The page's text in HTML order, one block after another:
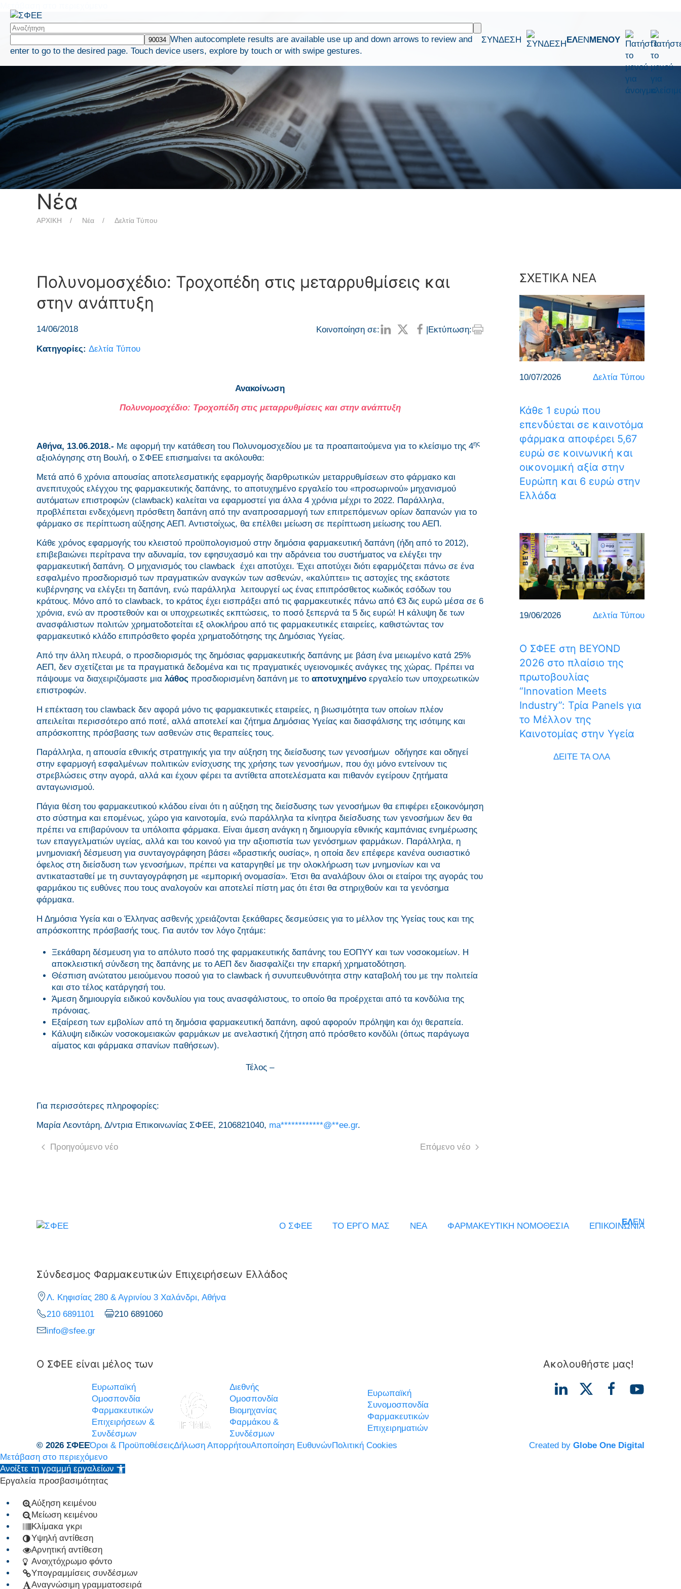
When autocomplete results are available use up and down arrows to review and
enter to go to the desired page. Touch device users, explore by touch or with swipe gestures.
ΣΥΝΔΕΣΗ ΕΛEN ΜΕΝΟΥ
Νέα
ΑΡΧΙΚΗ Νέα Δελτία Τύπου
Πολυνομοσχέδιο: Τροχοπέδη στις μεταρρυθμίσεις και
στην ανάπτυξη
14/06/2018 Κοινοποίηση σε: |Εκτύπωση:
Κατηγορίες: Δελτία Τύπου
Ανακοίνωση
Πολυνομοσχέδιο: Τροχοπέδη στις μεταρρυθμίσεις και στην ανάπτυξη
Αθήνα, 13.06.2018.- Με αφορμή την κατάθεση του Πολυνομοσχεδίου με τα προαπαιτούμενα για το κλείσιμο της 4ης
αξιολόγησης στη Βουλή, ο ΣΦΕΕ επισημαίνει τα ακόλουθα:
Μετά από 6 χρόνια απουσίας αποτελεσματικής εφαρμογής διαρθρωτικών μεταρρυθμίσεων στο φάρμακο και
ανεπιτυχούς ελέγχου της φαρμακευτικής δαπάνης, το αποτυχημένο εργαλείο του «προσωρινού» μηχανισμού
αυτόματων επιστροφών (clawback) καλείται να εφαρμοστεί για άλλα 4 χρόνια μέχρι το 2022. Παράλληλα,
προβλέπεται ενδεχόμενη πρόσθετη δαπάνη από την αναπροσαρμογή των επιτρεπόμενων ορίων δαπανών για το
φάρμακο σε περίπτωση αύξησης ΑΕΠ. Αντιστοίχως, θα επέλθει μείωση σε περίπτωση μείωσης του ΑΕΠ.
Κάθε χρόνος εφαρμογής του κλειστού προϋπολογισμού στην δημόσια φαρμακευτική δαπάνη (ήδη από το 2012),
επιβεβαιώνει περίτρανα την αδυναμία, τον εφησυχασμό και την αδράνεια του συστήματος να ελέγξει την
φαρμακευτική δαπάνη. Ο μηχανισμός του clawback έχει αποτύχει. Έχει αποτύχει διότι εφαρμόζεται πάνω σε ένα
εσφαλμένο προσδιορισμό των πραγματικών αναγκών των ασθενών, «καλύπτει» τις αστοχίες της εκάστοτε
κυβέρνησης να ελέγξει τη δαπάνη, ενώ παράλληλα λειτουργεί ως ένας επιπρόσθετος κωδικός εσόδων του
κράτους. Μόνο από το clawback, το κράτος έχει εισπράξει από τις φαρμακευτικές πάνω από €3 δις ευρώ μέσα σε 6
χρόνια, ενώ αν προστεθούν και οι υποχρεωτικές εκπτώσεις, το ποσό ξεπερνά τα 5 δις ευρώ! Η κάλυψη δε των
ανασφάλιστων πολιτών χρηματοδοτείται εξ ολοκλήρου από τις φαρμακευτικές εταιρείες, καθιστώντας τον
φαρμακευτικό κλάδο επιπρόσθετο φορέα χρηματοδότησης της Δημόσιας Υγείας.
Από την άλλη πλευρά, ο προσδιορισμός της δημόσιας φαρμακευτικής δαπάνης με βάση ένα μειωμένο κατά 25%
ΑΕΠ, δεν σχετίζεται με τα πραγματικά δεδομένα και τις πραγματικές υγειονομικές ανάγκες της χώρας. Πρέπει να
πάψουμε να διαχειριζόμαστε μια λάθος προσδιορισμένη δαπάνη με το αποτυχημένο εργαλείο των υποχρεωτικών
επιστροφών.
Η επέκταση του clawback δεν αφορά μόνο τις φαρμακευτικές εταιρείες, η βιωσιμότητα των οποίων πλέον
απειλείται περισσότερο από ποτέ, αλλά αποτελεί και ζήτημα Δημόσιας Υγείας και διασφάλισης της ισότιμης και
απρόσκοπτης πρόσβασης των ασθενών στις θεραπείες τους.
Παράλληλα, η απουσία εθνικής στρατηγικής για την αύξηση της διείσδυσης των γενοσήμων οδήγησε και οδηγεί
στην εφαρμογή εσφαλμένων πολιτικών ενίσχυσης της χρήσης των γενοσήμων, που όχι μόνο εντείνουν τις
στρεβλώσεις στην αγορά, αλλά και έχουν φέρει τα αντίθετα αποτελέσματα και πιθανόν εγείρουν ζητήματα
ανταγωνισμού.
Πάγια θέση του φαρμακευτικού κλάδου είναι ότι η αύξηση της διείσδυσης των γενοσήμων θα επιφέρει εξοικονόμηση
στο σύστημα και επομένως, χώρο για καινοτομία, ενώ παράλληλα τα κίνητρα διείσδυσης των γενοσήμων δεν θα
πρέπει να επιβαρύνουν τα υπόλοιπα φάρμακα. Είναι άμεση ανάγκη η δημιουργία εθνικής καμπάνιας ενημέρωσης
των επαγγελματιών υγείας, αλλά και του κοινού για την αξιοπιστία των γενόσημων φαρμάκων. Παράλληλα, η
μνημονιακή δέσμευση για συνταγογράφηση βάσει «δραστικής ουσίας», η οποία δεν επέφερε κανένα ουσιαστικό
όφελος στη διείσδυση των γενοσήμων, πρέπει να καταργηθεί με την ολοκλήρωση των μνημονίων και να
αντικατασταθεί με τη συνταγογράφηση με «εμπορική ονομασία». Έτσι θα αναλάβουν όλοι οι εταίροι της αγοράς του
φαρμάκου τις ευθύνες που τους αναλογούν και αποτελεί πίστη μας ότι έτσι θα στηριχθούν και τα γενόσημα
φάρμακα.
Η Δημόσια Υγεία και ο Έλληνας ασθενής χρειάζονται ξεκάθαρες δεσμεύσεις για το μέλλον της Υγείας τους και της
απρόσκοπτης πρόσβασής τους. Για αυτόν τον λόγο ζητάμε:
Ξεκάθαρη δέσμευση για το απόλυτο ποσό της φαρμακευτικής δαπάνης του ΕΟΠΥΥ και των νοσοκομείων. Η
αποκλειστική σύνδεση της δαπάνης με το ΑΕΠ δεν διασφαλίζει την επαρκή χρηματοδότηση.
Θέσπιση ανώτατου μειούμενου ποσού για το clawback ή συνυπευθυνότητα στην καταβολή του με την πολιτεία
και στο τέλος κατάργησή του.
Άμεση δημιουργία ειδικού κονδυλίου για τους ανασφάλιστους, το οποίο θα προέρχεται από τα κονδύλια της
πρόνοιας.
Εξαίρεση των εμβολίων από τη δημόσια φαρμακευτική δαπάνη, αφού αφορούν πρόληψη και όχι θεραπεία.
Κάλυψη ειδικών νοσοκομειακών φαρμάκων με ανελαστική ζήτηση από πρόσθετο κονδύλι (όπως παράγωγα
αίματος και φάρμακα σπανίων παθήσεων).
Τέλος –
Για περισσότερες πληροφορίες:
Μαρία Λεοντάρη, Δ/ντρια Επικοινωνίας ΣΦΕΕ, 2106821040, ma************@**ee.gr.
Προηγούμενο νέο Επόμενο νέο
ΣΧΕΤΙΚΑ ΝΕΑ
10/07/2026 Δελτία Τύπου
Κάθε 1 ευρώ που
επενδύεται σε καινοτόμα
φάρμακα αποφέρει 5,67
ευρώ σε κοινωνική και
οικονομική αξία στην
Ευρώπη και 6 ευρώ στην
Ελλάδα
19/06/2026 Δελτία Τύπου
Ο ΣΦΕΕ στη BEYOND
2026 στο πλαίσιο της
πρωτοβουλίας
“Innovation Meets
Industry”: Τρία Panels για
το Μέλλον της
Καινοτομίας στην Υγεία
ΔΕΙΤΕ ΤΑ ΟΛΑ
ΕΛEN
Ο ΣΦΕΕ ΤΟ ΕΡΓΟ ΜΑΣ ΝΕΑ ΦΑΡΜΑΚΕΥΤΙΚΗ ΝΟΜΟΘΕΣΙΑ ΕΠΙΚΟΙΝΩΝΙΑ
Σύνδεσμος Φαρμακευτικών Επιχειρήσεων Ελλάδος
Λ. Κηφισίας 280 & Αγρινίου 3 Χαλάνδρι, Αθήνα
210 6891101
210 6891060
info@sfee.gr
Ο ΣΦΕΕ είναι μέλος των
Ευρωπαϊκή
Ομοσπονδία
Φαρμακευτικών
Επιχειρήσεων &
Συνδέσμων
Διεθνής
Ομοσπονδία
Βιομηχανίας
Φαρμάκου &
Συνδέσμων
Ευρωπαϊκή
Συνομοσπονδία
Φαρμακευτικών
Επιχειρηματιών
Ακολουθήστε μας!
© 2026 ΣΦΕΕΌροι & ΠροϋποθέσειςΔήλωση ΑπορρήτουΑποποίηση ΕυθυνώνΠολιτική Cookies Created by Globe One Digital
Μετάβαση στο περιεχόμενο
Ανοίξτε τη γραμμή εργαλείων
Εργαλεία προσβασιμότητας
Αύξηση κειμένου
Μείωση κειμένου
Κλίμακα γκρι
Υψηλή αντίθεση
Αρνητική αντίθεση
Ανοιχτόχρωμο φόντο
Υπογραμμίσεις συνδέσμων
Αναγνώσιμη γραμματοσειρά